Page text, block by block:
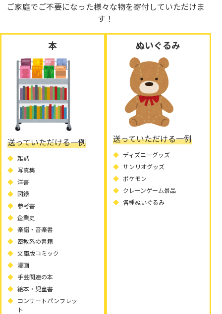
ご家庭でご不要になった様々な物を寄付していただけま
す！
本
送っていただける一例
雑誌
写真集
洋書
図録
参考書
企業史
楽譜・音楽書
密教系の書籍
文庫版コミック
漫画
手芸関連の本
絵本・児童書
コンサートパンフレッ
ト
ぬいぐるみ
送っていただける一例
ディズニーグッズ
サンリオグッズ
ポケモン
クレーンゲーム景品
各種ぬいぐるみ